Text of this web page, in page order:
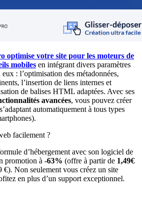
optimise votre site pour les moteurs de
mobiles en intégrant divers paramètres
: l’optimisation des métadonnées,
l’insertion de liens internes et
de balises HTML adaptées. Avec ses
avancées, vous pouvez créer
automatiquement à tous types
facilement ?
d’hébergement avec son logiciel de
promotion à -63% (offre à partir de 1,49€
€). Non seulement vous créez un site
en plus d’un support exceptionnel.